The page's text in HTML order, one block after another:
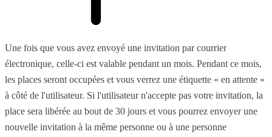
Une fois que vous avez envoyé une invitation par courrier
électronique, celle-ci est valable pendant un mois. Pendant ce mois,
les places seront occupées et vous verrez une étiquette « en attente »
à côté de l'utilisateur. Si l'utilisateur n'accepte pas votre invitation, la
place sera libérée au bout de 30 jours et vous pourrez envoyer une
nouvelle invitation à la même personne ou à une personne